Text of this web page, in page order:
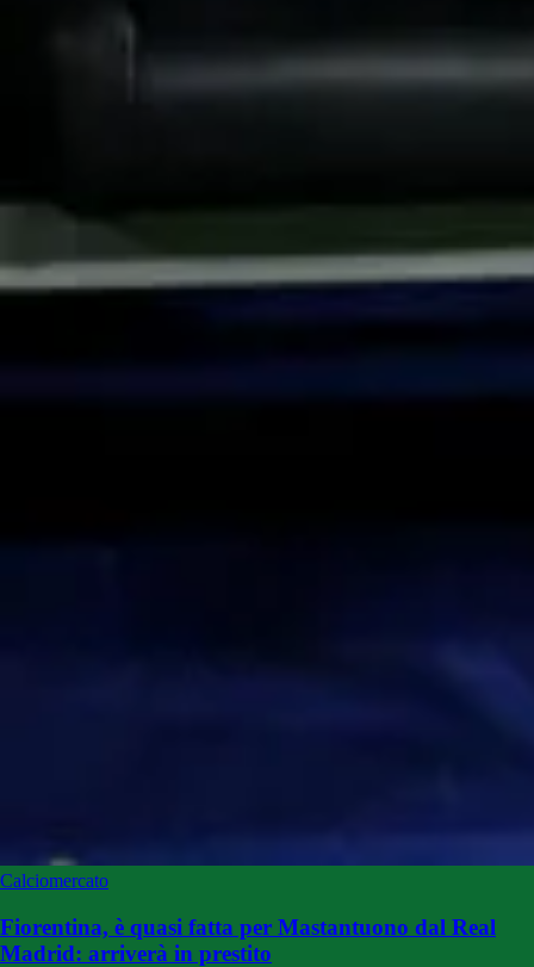
Calciomercato
Fiorentina, è quasi fatta per Mastantuono dal Real
Madrid: arriverà in prestito